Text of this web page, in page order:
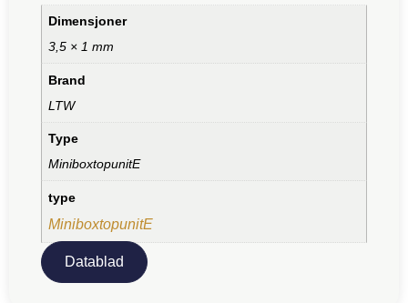
Dimensjoner
3,5 × 1 mm
Brand
LTW
Type
MiniboxtopunitE
type
MiniboxtopunitE
Datablad